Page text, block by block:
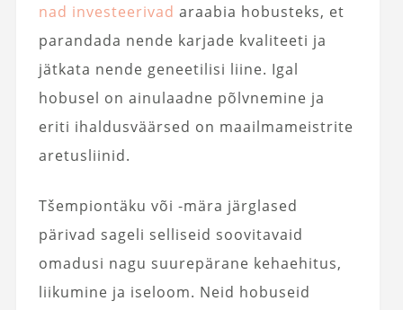
nad investeerivad araabia hobusteks, et
parandada nende karjade kvaliteeti ja
jätkata nende geneetilisi liine. Igal
hobusel on ainulaadne põlvnemine ja
eriti ihaldusväärsed on maailmameistrite
aretusliinid.
Tšempiontäku või -mära järglased
pärivad sageli selliseid soovitavaid
omadusi nagu suurepärane kehaehitus,
liikumine ja iseloom. Neid hobuseid